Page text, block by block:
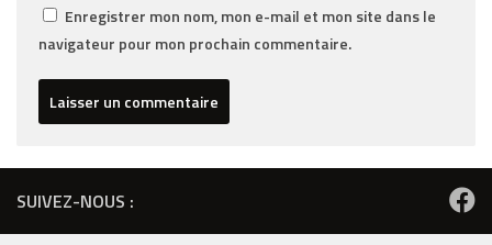
Enregistrer mon nom, mon e-mail et mon site dans le
navigateur pour mon prochain commentaire.
SUIVEZ-NOUS :